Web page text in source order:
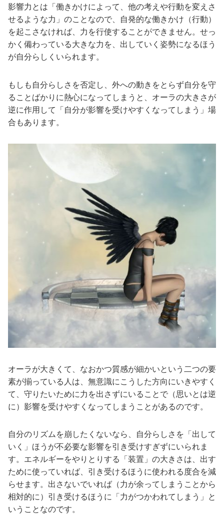
影響力とは「働きかけによって、他の考えや行動を変えさ
せるような力」のことなので、自発的な働きかけ（行動）
を起こさなければ、力を行使することができません。せっ
かく備わっている大きな力を、出していく姿勢になるほう
が自分らしくいられます。
もしも自分らしさを否定し、外への動きをとらず自分を守
ることばかりに熱心になってしまうと、オーラの大きさが
逆に作用して「自分が影響を受けやすくなってしまう」場
合もあります。
オーラが大きくて、なおかつ質感が細かいという二つの要
素が揃っている人は、無意識にこうした方向にいきやすく
て、守りたいために力を出さずにいることで（思いとは逆
に）影響を受けやすくなってしまうことがあるのです。
自分のリズムを崩したくないなら、自分らしさを「出して
いく」ほうが不必要な影響を引き受けすぎずにいられま
す。エネルギーをやりとりする「装置」の大きさは、出す
ために使っていれば、引き受けるほうに使われる度合を減
らせます。出さないでいれば（力が余ってしまうことから
相対的に）引き受けるほうに「力がつかわれてしまう」と
いうことなのです。